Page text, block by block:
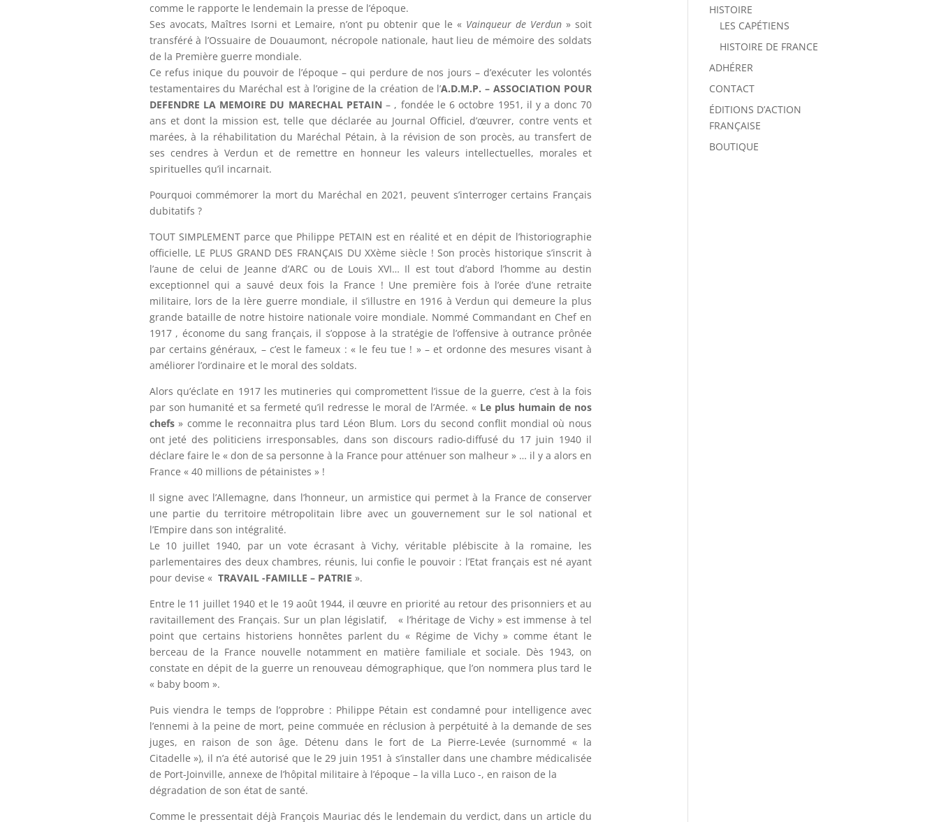
comme le rapporte le lendemain la presse de l’époque.
Ses avocats, Maîtres Isorni et Lemaire, n’ont pu obtenir que le « Vainqueur de Verdun» soit
transféré à l’Ossuaire de Douaumont, nécropole nationale, haut lieu de mémoire des soldats
de la Première guerre mondiale.
Ce refus inique du pouvoir de l’époque – qui perdure de nos jours – d’exécuter les volontés
testamentaires du Maréchal est à l’origine de la création de l’A.D.M.P. – ASSOCIATION POUR
DEFENDRE LA MEMOIRE DU MARECHAL PETAIN – , fondée le 6 octobre 1951, il y a donc 70
ans et dont la mission est, telle que déclarée au Journal Officiel, d’œuvrer, contre vents et
marées, à la réhabilitation du Maréchal Pétain, à la révision de son procès, au transfert de
ses cendres à Verdun et de remettre en honneur les valeurs intellectuelles, morales et
spirituelles qu’il incarnait.
Pourquoi commémorer la mort du Maréchal en 2021, peuvent s’interroger certains Français
dubitatifs ?
TOUT SIMPLEMENT parce que Philippe PETAIN est en réalité et en dépit de l’historiographie
officielle, LE PLUS GRAND DES FRANÇAIS DU XXème siècle ! Son procès historique s’inscrit à
l’aune de celui de Jeanne d’ARC ou de Louis XVI… Il est tout d’abord l’homme au destin
exceptionnel qui a sauvé deux fois la France ! Une première fois à l’orée d’une retraite
militaire, lors de la Ière guerre mondiale, il s’illustre en 1916 à Verdun qui demeure la plus
grande bataille de notre histoire nationale voire mondiale. Nommé Commandant en Chef en
1917 , économe du sang français, il s’oppose à la stratégie de l’offensive à outrance prônée
par certains généraux, – c’est le fameux : « le feu tue ! » – et ordonne des mesures visant à
améliorer l’ordinaire et le moral des soldats.
Alors qu’éclate en 1917 les mutineries qui compromettent l’issue de la guerre, c’est à la fois
par son humanité et sa fermeté qu’il redresse le moral de l’Armée. « Le plus humain de nos
chefs» comme le reconnaitra plus tard Léon Blum. Lors du second conflit mondial où nous
ont jeté des politiciens irresponsables, dans son discours radio-diffusé du 17 juin 1940 il
déclare faire le « don de sa personne à la France pour atténuer son malheur » … il y a alors en
France « 40 millions de pétainistes » !
Il signe avec l’Allemagne, dans l’honneur, un armistice qui permet à la France de conserver
une partie du territoire métropolitain libre avec un gouvernement sur le sol national et
l’Empire dans son intégralité.
Le 10 juillet 1940, par un vote écrasant à Vichy, véritable plébiscite à la romaine, les
parlementaires des deux chambres, réunis, lui confie le pouvoir : l’Etat français est né ayant
pour devise « TRAVAIL -FAMILLE – PATRIE ».
Entre le 11 juillet 1940 et le 19 août 1944, il œuvre en priorité au retour des prisonniers et au
ravitaillement des Français. Sur un plan législatif, « l’héritage de Vichy » est immense à tel
point que certains historiens honnêtes parlent du « Régime de Vichy » comme étant le
berceau de la France nouvelle notamment en matière familiale et sociale. Dès 1943, on
constate en dépit de la guerre un renouveau démographique, que l’on nommera plus tard le
« baby boom ».
Puis viendra le temps de l’opprobre : Philippe Pétain est condamné pour intelligence avec
l’ennemi à la peine de mort, peine commuée en réclusion à perpétuité à la demande de ses
juges, en raison de son âge. Détenu dans le fort de La Pierre-Levée (surnommé « la
Citadelle »), il n’a été autorisé que le 29 juin 1951 à s’installer dans une chambre médicalisée
de Port-Joinville, annexe de l’hôpital militaire à l’époque – la villa Luco -, en raison de la
dégradation de son état de santé.
Comme le pressentait déjà François Mauriac dés le lendemain du verdict, dans un article du
HISTOIRE
LES CAPÉTIENS
HISTOIRE DE FRANCE
ADHÉRER
CONTACT
ÉDITIONS D’ACTION
FRANÇAISE
BOUTIQUE